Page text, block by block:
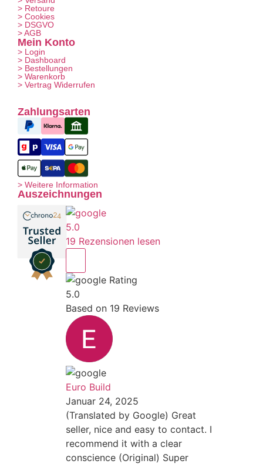
> Retoure
> Cookies
> DSGVO
> AGB
Mein Konto
> Login
> Dashboard
> Bestellungen
> Warenkorb
> Vertrag Widerrufen
Zahlungsarten
> Weitere Information
Auszeichnungen
5.0
19 Rezensionen lesen
Rating
5.0
Based on 19 Reviews
Euro Build
Januar 24, 2025
(Translated by Google) Great
seller, nice and easy to contact. I
recommend it with a clear
conscience (Original) Super